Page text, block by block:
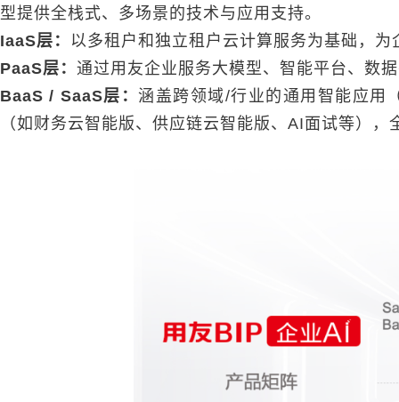
型提供全栈式、多场景的技术与应用支持。
IaaS层： 以多租户和独立租户云计算服务为基础，
PaaS层： 通过用友企业服务大模型、智能平台、数
BaaS / SaaS层： 涵盖跨领域/行业的通用智能应用
（如财务云智能版、供应链云智能版、AI面试等）